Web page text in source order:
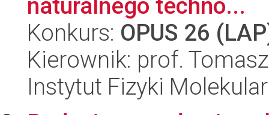
naturalnego techno...
Konkurs: OPUS 26
Kierownik: prof.
Instytut Fizyki